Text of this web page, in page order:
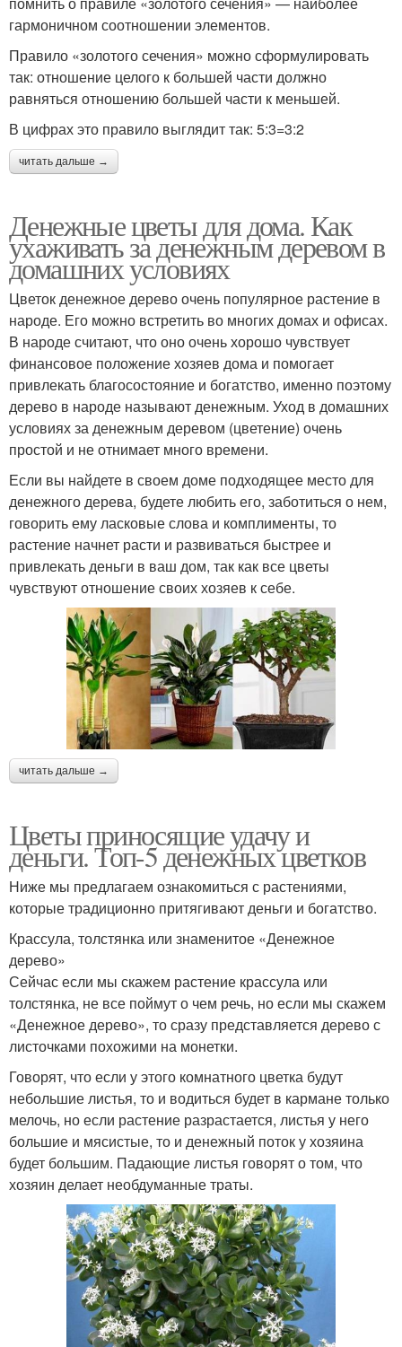
гармоничном соотношении элементов.
Правило «золотого сечения» можно сформулировать
так: отношение целого к большей части должно
равняться отношению большей части к меньшей.
В цифрах это правило выглядит так: 5:3=3:2
читать дальше →
Денежные цветы для дома. Как
ухаживать за денежным деревом в
домашних условиях
Цветок денежное дерево очень популярное растение в
народе. Его можно встретить во многих домах и офисах.
В народе считают, что оно очень хорошо чувствует
финансовое положение хозяев дома и помогает
привлекать благосостояние и богатство, именно поэтому
дерево в народе называют денежным. Уход в домашних
условиях за денежным деревом (цветение) очень
простой и не отнимает много времени.
Если вы найдете в своем доме подходящее место для
денежного дерева, будете любить его, заботиться о нем,
говорить ему ласковые слова и комплименты, то
растение начнет расти и развиваться быстрее и
привлекать деньги в ваш дом, так как все цветы
чувствуют отношение своих хозяев к себе.
читать дальше →
Цветы приносящие удачу и
деньги. Топ-5 денежных цветков
Ниже мы предлагаем ознакомиться с растениями,
которые традиционно притягивают деньги и богатство.
Крассула, толстянка или знаменитое «Денежное
дерево»
Сейчас если мы скажем растение крассула или
толстянка, не все поймут о чем речь, но если мы скажем
«Денежное дерево», то сразу представляется дерево с
листочками похожими на монетки.
Говорят, что если у этого комнатного цветка будут
небольшие листья, то и водиться будет в кармане только
мелочь, но если растение разрастается, листья у него
большие и мясистые, то и денежный поток у хозяина
будет большим. Падающие листья говорят о том, что
хозяин делает необдуманные траты.